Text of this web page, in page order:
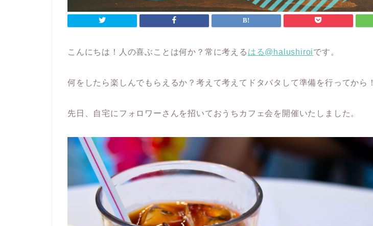
こんにちは！人の喜ぶことは何か？常に考える はる@halushiroiです。
何をしたら楽しんでもらえるか？考えて考えてドタバタして準備を行ってから！
先日、自宅にフォロワーさんを招いておうちカフェ会を開催いたしました。